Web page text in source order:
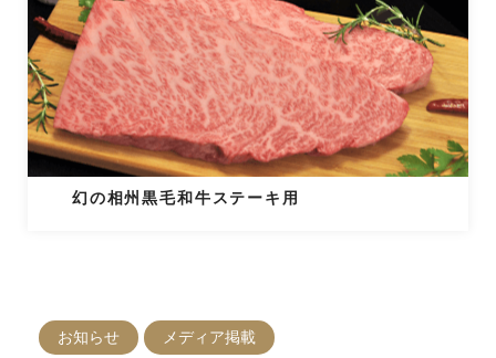
幻の相州黒毛和牛ステーキ用
お知らせ メディア掲載